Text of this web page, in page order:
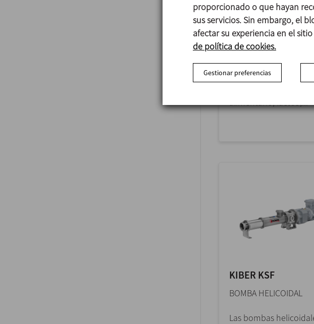
DCH+
BOMBA DE DOBLE
La DCH+ es una
doble tornillo con un
higiénico adecuada
alimentario, lácteo,...
KIBER KSF
BOMBA HELICOIDAL
Las bombas
proporcionado o que hayan
sus servicios. Sin embargo, el
afectar su experiencia en el
de política de cookies.
Gestionar preferencias